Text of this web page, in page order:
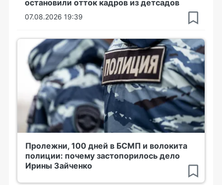
остановили отток кадров из детсадов
07.08.2026 19:39
Пролежни, 100 дней в БСМП и волокита
полиции: почему застопорилось дело
Ирины Зайченко